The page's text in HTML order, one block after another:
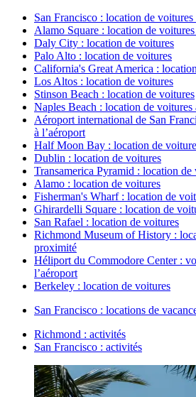
San Francisco : location de
Alamo Square : location de
Daly City : location de voitures
Palo Alto : location de voitures
California's Great America :
Los Altos : location de voitures
Stinson Beach : location de voitures
Naples Beach : location de
Aéroport international de San
à l’aéroport
Half Moon Bay : location de
Dublin : location de voitures
Transamerica Pyramid : location
Alamo : location de voitures
Fisherman's Wharf : location de
Ghirardelli Square : location de
San Rafael : location de voitures
Richmond Museum of History :
proximité
Héliport du Commodore Center :
l’aéroport
Berkeley : location de voitures
San Francisco : locations de
Richmond : activités
San Francisco : activités